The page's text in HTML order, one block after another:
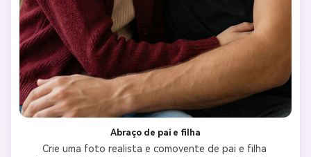
Abraço de pai e filha
Crie uma foto realista e comovente de pai e filha